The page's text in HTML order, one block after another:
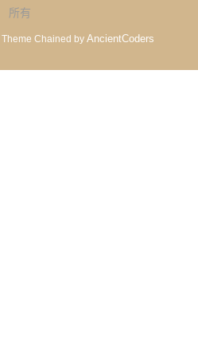
所有
Theme Chained by AncientCoders